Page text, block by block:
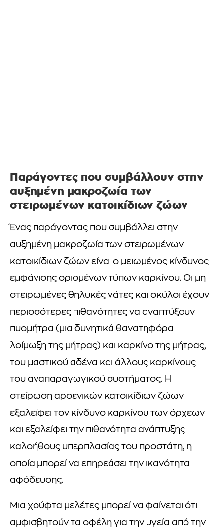
Παράγοντες που συμβάλλουν στην
αυξημένη μακροζωία των
στειρωμένων κατοικίδιων ζώων
Ένας παράγοντας που συμβάλλει στην
αυξημένη μακροζωία των στειρωμένων
κατοικίδιων ζώων είναι ο μειωμένος κίνδυνος
εμφάνισης ορισμένων τύπων καρκίνου. Οι μη
στειρωμένες θηλυκές γάτες και σκύλοι έχουν
περισσότερες πιθανότητες να αναπτύξουν
πυομήτρα (μια δυνητικά θανατηφόρα
λοίμωξη της μήτρας) και καρκίνο της μήτρας,
του μαστικού αδένα και άλλους καρκίνους
του αναπαραγωγικού συστήματος. Η
στείρωση αρσενικών κατοικίδιων ζώων
εξαλείφει τον κίνδυνο καρκίνου των όρχεων
και εξαλείφει την πιθανότητα ανάπτυξης
καλοήθους υπερπλασίας του προστάτη, η
οποία μπορεί να επηρεάσει την ικανότητα
αφόδευσης.
Μια χούφτα μελέτες μπορεί να φαίνεται ότι
αμφισβητούν τα οφέλη για την υγεία από την